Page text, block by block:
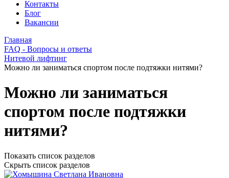
Контакты
Блог
Вакансии
Главная
FAQ - Вопросы и ответы
Нитевой лифтинг
Можно ли заниматься спортом после подтяжки нитями?
Можно ли заниматься
спортом после подтяжки
нитями?
Показать список разделов
Скрыть список разделов